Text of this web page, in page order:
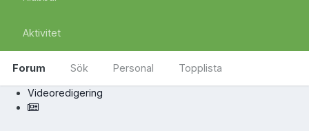
Forum Sök Personal Topplista
Aktivitet
Videoredigering